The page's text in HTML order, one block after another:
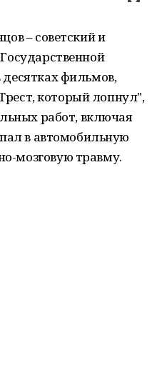
– советский и
фильмов,
который лопнул",
работ, включая
в автомобильную
мозговую травму.